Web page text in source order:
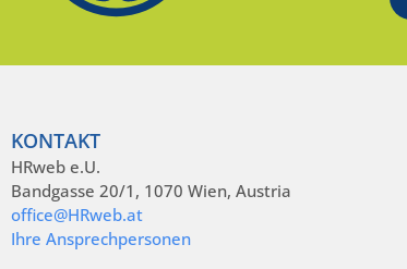
KONTAKT
HRweb e.U.
Bandgasse 20/1, 1070 Wien, Austria
office@HRweb.at
Ihre Ansprechpersonen